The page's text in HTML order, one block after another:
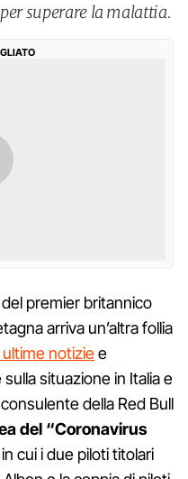
superare la malattia.
del premier britannico
arriva un’altra follia
ultime notiziee
situazione in Italia e
della Red Bull
del “Coronavirus
cui i due piloti titolari